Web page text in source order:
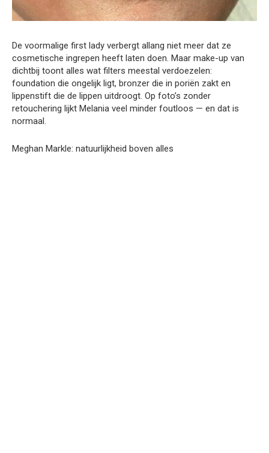
De voormalige first lady verbergt allang niet meer dat ze
cosmetische ingrepen heeft laten doen. Maar make-up van
dichtbij toont alles wat filters meestal verdoezelen:
foundation die ongelijk ligt, bronzer die in poriën zakt en
lippenstift die de lippen uitdroogt. Op foto’s zonder
retouchering lijkt Melania veel minder foutloos — en dat is
normaal.
Meghan Markle: natuurlijkheid boven alles